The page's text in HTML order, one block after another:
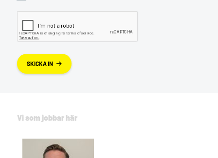
SKICKA IN
Vi som jobbar här